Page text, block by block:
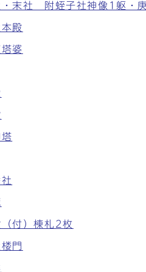
・末社 附蛭子社神像1躯・
殿
婆
付）棟札2枚
門